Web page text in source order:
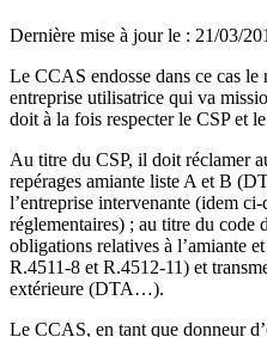
Dernière mise à jour le : 21/03/
Le CCAS endosse dans ce cas le
entreprise utilisatrice qui va
doit à la fois respecter le CSP et
Au titre du CSP, il doit réclamer
repérages amiante liste A et B
l’entreprise intervenante (idem ci-
réglementaires) ; au titre du code
obligations relatives à l’amiante
R.4511-8 et R.4512-11) et
extérieure (DTA…).
Le CCAS, en tant que donneur